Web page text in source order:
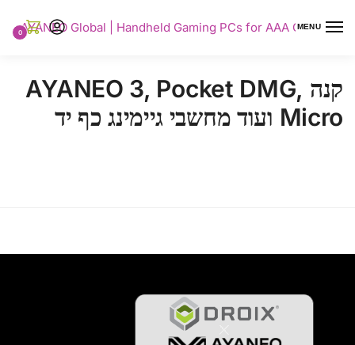
MENU
AYANEO Global | Handheld Gaming PCs for AAA Gaming
0
קנה AYANEO 3, Pocket DMG,
Micro ועוד מחשבי גיימינג כף יד